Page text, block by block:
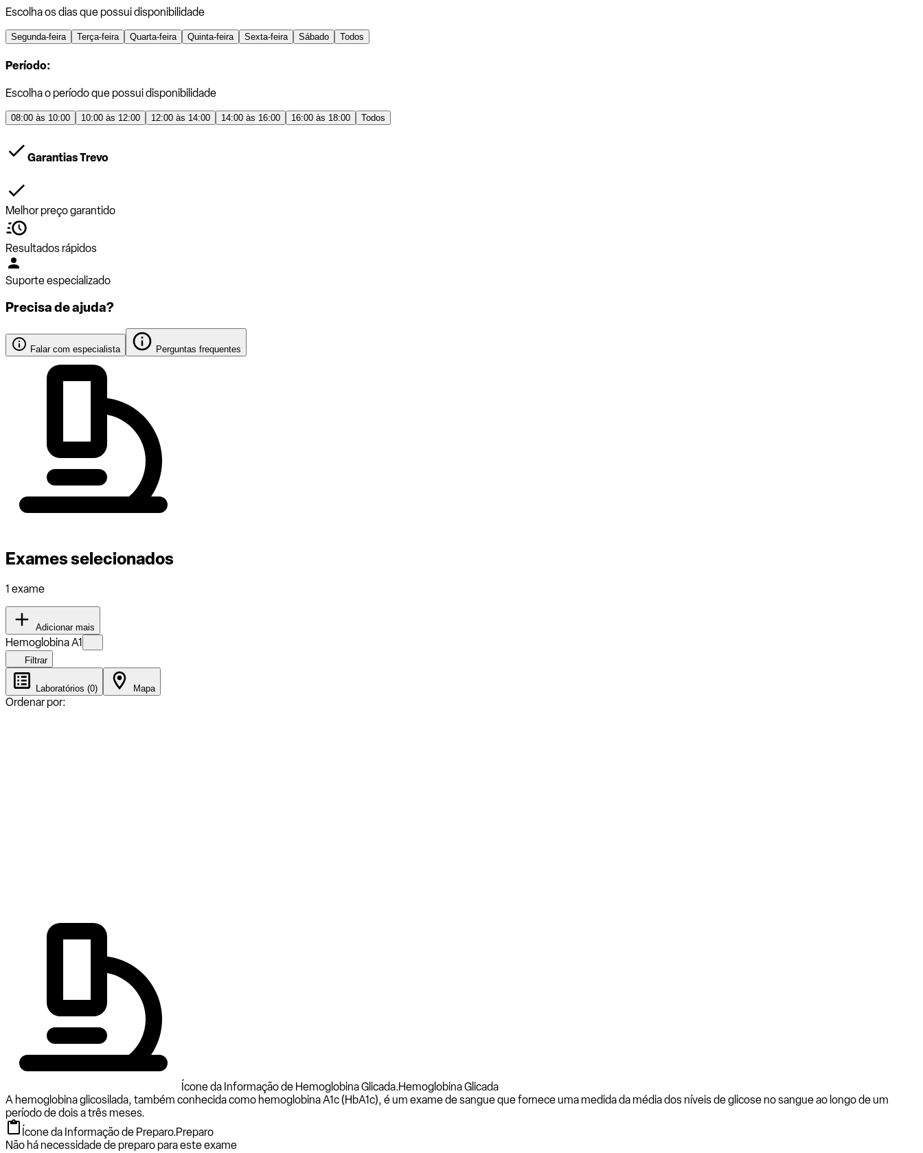
Escolha os dias que possui disponibilidade
Segunda-feira Terça-feira Quarta-feira Quinta-feira Sexta-feira Sábado Todos
Período:
Escolha o período que possui disponibilidade
08:00 às 10:00 10:00 às 12:00 12:00 às 14:00 14:00 às 16:00 16:00 às 18:00 Todos
Garantias Trevo
Melhor preço garantido
Resultados rápidos
Suporte especializado
Precisa de ajuda?
Falar com especialista Perguntas frequentes
Exames selecionados
1 exame
Adicionar mais
Hemoglobina A1
Filtrar
Laboratórios (0) Mapa
Ordenar por:
Ícone da Informação de Hemoglobina Glicada.Hemoglobina Glicada
A hemoglobina glicosilada, também conhecida como hemoglobina A1c (HbA1c), é um exame de sangue que fornece uma medida da média dos níveis de glicose no sangue ao longo de um
período de dois a três meses.
Ícone da Informação de Preparo.Preparo
Não há necessidade de preparo para este exame